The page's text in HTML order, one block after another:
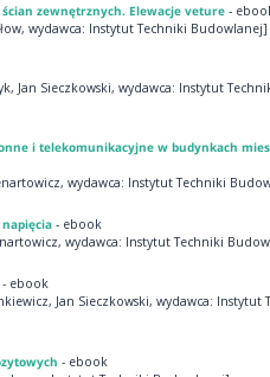
zewnętrznych. Elewacje veture-
wydawca: Instytut Techniki Budowlanej]
Jan Sieczkowski, wydawca: Instytut
i telekomunikacyjne w budynkach
wydawca: Instytut Techniki
- ebook
wydawca: Instytut Techniki
ebook
Jan Sieczkowski, wydawca: Instytut
- ebook